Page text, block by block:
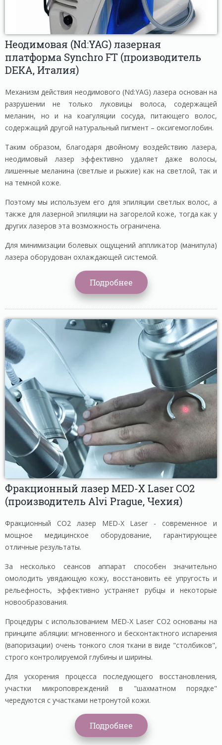
Неодимовая (Nd:YAG) лазерная
платформа Synchro FT (производитель
DEKA, Италия)
Механизм действия неодимового (Nd:YAG) лазера основан на
разрушении не только луковицы волоса, содержащей
меланин, но и на коагуляции сосуда, питающего волос,
содержащий другой натуральный пигмент – оксигемоглобин.
Таким образом, благодаря двойному воздействию лазера,
неодимовый лазер эффективно удаляет даже волосы,
лишенные меланина (светлые и рыжие) как на светлой, так и
на темной коже.
Поэтому мы используем его для эпиляции светлых волос, а
также для лазерной эпиляции на загорелой коже, тогда как у
других лазеров эта возможность ограничена.
Для минимизации болевых ощущений аппликатор (манипула)
лазера оборудован охлаждающей системой.
Подробнее
Фракционный лазер MED-X Laser CO2
(производитель Alvi Prague, Чехия)
Фракционный СО2 лазер MED-X Laser - современное и
мощное медицинское оборудование, гарантирующее
отличные результаты.
За несколько сеансов аппарат способен значительно
омолодить увядающую кожу, восстановить её упругость и
рельефность, эффективно устраняет рубцы и некоторые
новообразования.
Процедуры с использованием MED-X Laser CO2 основаны на
принципе абляции: мгновенного и бесконтактного испарения
(вапоризации) очень тонкого слоя ткани в виде "столбиков",
строго контролируемой глубины и ширины.
Для ускорения процесса последующего восстановления,
участки микроповреждений в "шахматном порядке"
чередуются с участками нетронутой кожи.
Подробнее